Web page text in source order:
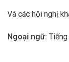
Và các hội nghị
Ngoại ngữ: Tiếng